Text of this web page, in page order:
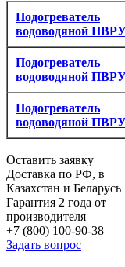
Подогреватель
водоводяной
Подогреватель
водоводяной
Подогреватель
водоводяной
Оставить заявку
Доставка по РФ, в
Казахстан и Беларусь
Гарантия 2 года от
производителя
+7 (800) 100-90-38
Задать вопрос